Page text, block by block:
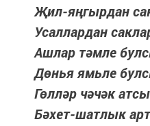
Җил-яңгырдан
Усаллардан
Ашлар тәмле
Дөнья ямьле
Гөлләр чәчәк
Бәхет-шатлык